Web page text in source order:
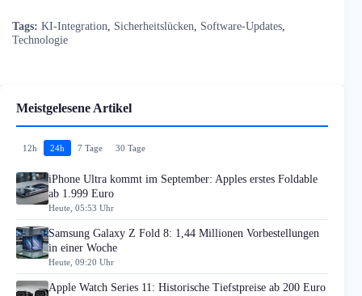
Tags: KI-Integration Sicherheitslücken Software-Updates
Technologie
Meistgelesene Artikel
12h 24h 7 Tage 30 Tage
iPhone Ultra kommt im September: Apples erstes Foldable
ab 1.999 Euro
Heute, 05:53 Uhr
Samsung Galaxy Z Fold 8: 1,44 Millionen Vorbestellungen
in einer Woche
Heute, 09:20 Uhr
Apple Watch Series 11: Historische Tiefstpreise ab 200 Euro